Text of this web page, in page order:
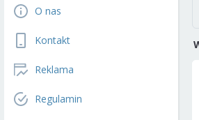
O nas
Kontakt
Reklama
Regulamin